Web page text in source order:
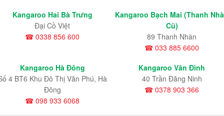
Kangaroo Hai Bà Trưng
Đại Cồ Việt
☎ 0338 856 600
Kangaroo Bạch Mai (Thanh
Cũ)
89 Thanh Nhàn
☎ 033 885 6600
Kangaroo Hà Đông
4 BT6 Khu Đô Thị Văn Phú, Hà
Đông
☎ 098 933 6068
Kangaroo Vân Đình
40 Trần Đăng Ninh
☎ 0378 903 366